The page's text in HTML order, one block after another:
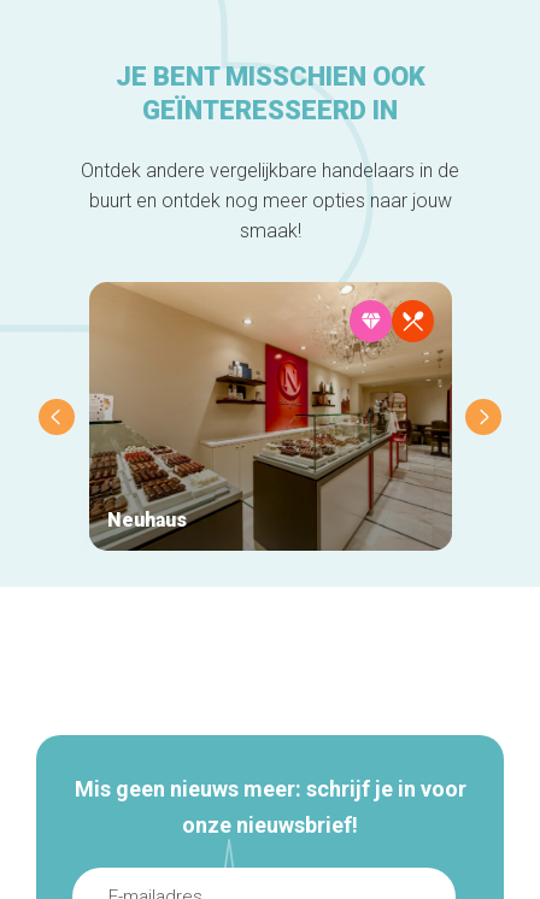
JE BENT MISSCHIEN OOK
GEÏNTERESSEERD IN
Ontdek andere vergelijkbare handelaars in de
buurt en ontdek nog meer opties naar jouw
smaak!
Neuhaus
Mis geen nieuws meer: schrijf je in voor
onze nieuwsbrief!